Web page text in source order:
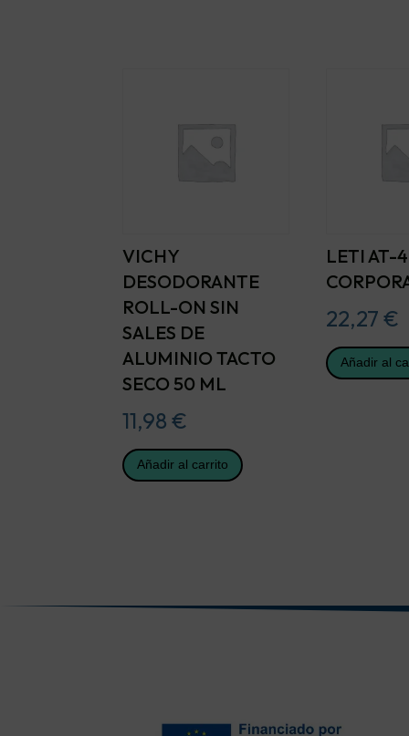
VICHY
DESODORANTE
ROLL-ON SIN
SALES DE
ALUMINIO TACTO
SECO 50 ML
11,98€
Añadir al carrito
LETI AT-
22,27€
Añadir al